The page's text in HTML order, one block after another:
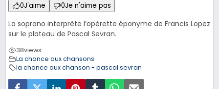
0J'aime 0Je n'aime pas
La soprano interprète l’opérette éponyme de Francis Lopez
sur le plateau de Pascal Sevran.
38views
La chance aux chansons
la chance aux chanson - pascal sevran